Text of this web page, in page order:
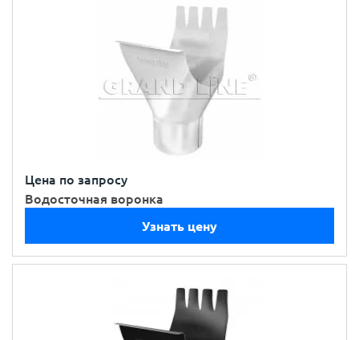
Цена по запросу
Водосточная воронка
Узнать цену